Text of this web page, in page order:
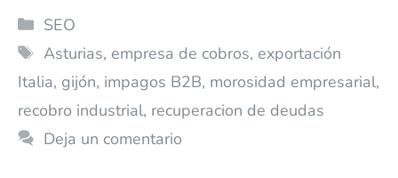
SEO
Asturias, empresa de cobros, exportación
Italia, gijón, impagos B2B, morosidad empresarial,
recobro industrial, recuperacion de deudas
Deja un comentario